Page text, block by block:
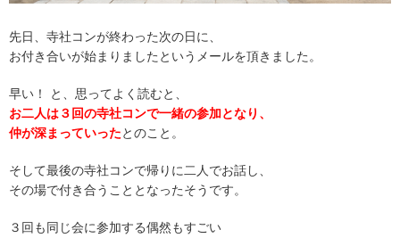
先日、寺社コンが終わった次の日に、
お付き合いが始まりましたというメールを頂きました。
早い！ と、思ってよく読むと、
お二人は３回の寺社コンで一緒の参加となり、
仲が深まっていったとのこと。
そして最後の寺社コンで帰りに二人でお話し、
その場で付き合うこととなったそうです。
３回も同じ会に参加する偶然もすごい